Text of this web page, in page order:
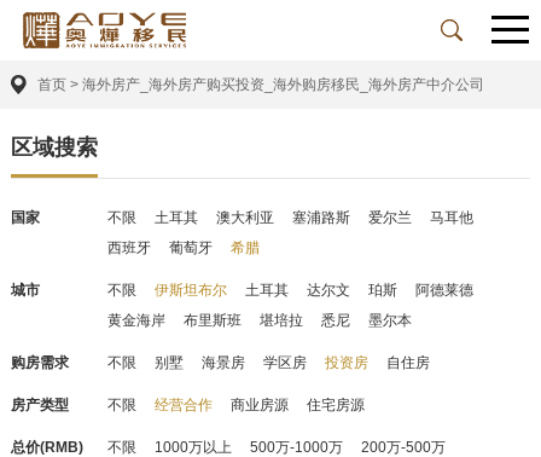
首页 > 海外房产_海外房产购买投资_海外购房移民_海外房产中介公司
区域搜索
国家 不限 土耳其 澳大利亚 塞浦路斯 爱尔兰
马耳他
西班牙
葡萄牙 希腊
城市 不限 伊斯坦布尔 土耳其 达尔文 珀斯
阿德莱德
黄金海岸
布里斯班 堪培拉 悉尼 墨尔本
购房需求 不限 别墅 海景房 学区房 投资房 自住房
房产类型 不限 经营合作 商业房源 住宅房源
总价(RMB) 不限 1000万以上 500万-1000万
200万-500万